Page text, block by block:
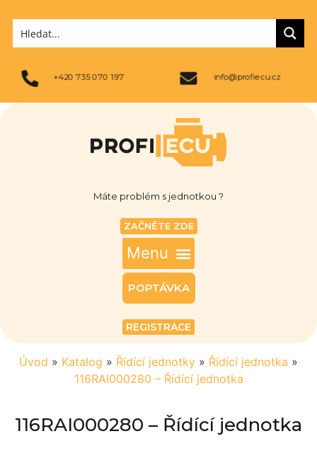
+420 735 070 197 info@profiecu.cz
Máte problém s jednotkou ?
ZAČNĚTE ZDE
POPTÁVKA
REGISTRACE
Úvod » Katalog » Řídící jednotky » Řídící jednotka »
116RAI000280 – Řídící jednotka
116RAI000280 – Řídící jednotka